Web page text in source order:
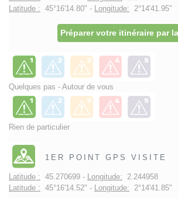
Latitude : 45°16'14.80" - Longitude: 2°14'41.95"
Préparer votre itinéraire par
Quelques pas - Autour de vous
Rien de particulier
1ER POINT GPS VISITE
Latitude : 45.270699 - Longitude: 2.244958
Latitude : 45°16'14.52" - Longitude: 2°14'41.85"